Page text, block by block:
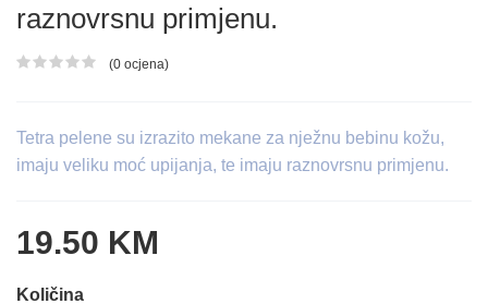
raznovrsnu primjenu.
Ocjena proizvoda
(0 ocjena)
Tetra pelene su izrazito mekane za nježnu bebinu kožu,
imaju veliku moć upijanja, te imaju raznovrsnu primjenu.
19.50 KM
Količina